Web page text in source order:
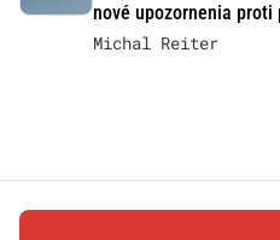
nové upozornenia proti
Michal Reiter